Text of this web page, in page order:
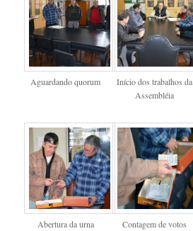
Aguardando quorum
Início dos trabalhos da
Assembléia
Abertura da urna Contagem de votos